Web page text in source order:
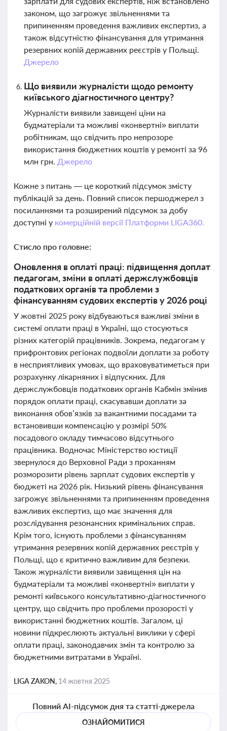
законом, що загрожує звільненнями та
припиненням проведення важливих експертиз, а
також відсутністю фінансування для утримання
резервних копій державних реєстрів у Польщі.
Джерело
Що виявили журналісти щодо ремонту
київського діагностичного центру?
Журналісти виявили завищені ціни на
будматеріали та можливі «конвертні» виплати
робітникам, що свідчить про непрозоре
використання бюджетних коштів у ремонті за 96
млн грн. Джерело
Кожне з питань — це короткий підсумок змісту
публікацій за день. Повний список першоджерел з
посиланнями та розширений підсумок за добу
доступні у комерційній версії Платформи LIGA360.
Стисло про головне:
Оновлення в оплаті праці: підвищення доплат
педагогам, зміни в оплаті держслужбовців
податкових органів та проблеми з
фінансуванням судових експертів у 2026 році
У жовтні 2025 року відбуваються важливі зміни в
системі оплати праці в Україні, що стосуються
різних категорій працівників. Зокрема, педагогам у
прифронтових регіонах подвоїли доплати за роботу
в несприятливих умовах, що враховуватиметься при
розрахунку лікарняних і відпускних. Для
держслужбовців податкових органів Кабмін змінив
порядок оплати праці, скасувавши доплати за
виконання обов’язків за вакантними посадами та
встановивши компенсацію у розмірі 50%
посадового окладу тимчасово відсутнього
працівника. Водночас Міністерство юстиції
звернулося до Верховної Ради з проханням
розморозити рівень зарплат судових експертів у
бюджеті на 2026 рік. Низький рівень фінансування
загрожує звільненнями та припиненням проведення
важливих експертиз, що має значення для
розслідування резонансних кримінальних справ.
Крім того, існують проблеми з фінансуванням
утримання резервних копій державних реєстрів у
Польщі, що є критично важливим для безпеки.
Також журналісти виявили завищення цін на
будматеріали та можливі «конвертні» виплати у
ремонті київського консультативно-діагностичного
центру, що свідчить про проблеми прозорості у
використанні бюджетних коштів. Загалом, ці
новини підкреслюють актуальні виклики у сфері
оплати праці, законодавчих змін та контролю за
бюджетними витратами в Україні.
LIGA ZAKON, 14 жовтня 2025
Повний AI-підсумок дня та статті-джерела
ОЗНАЙОМИТИСЯ